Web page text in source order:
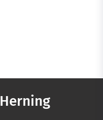
Herning